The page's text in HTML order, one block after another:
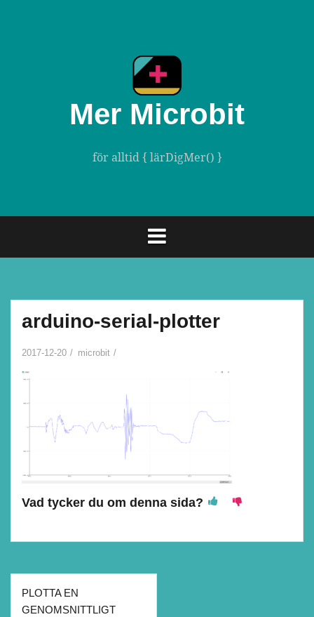
Mer Microbit
för alltid { lärDigMer() }
arduino-serial-plotter
2017-12-20 microbit
Vad tycker du om denna sida?
Inläggsnavigering
PLOTTA EN
GENOMSNITTLIGT